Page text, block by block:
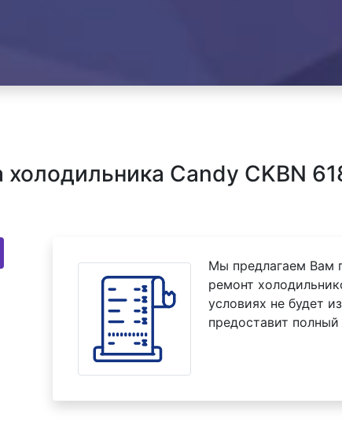
Candy CKBN
Мы предлагаем Вам
ремонт
условиях не будет
предоставит